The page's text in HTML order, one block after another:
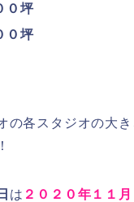
０坪
０坪
の各スタジオの大
は ２０２０年１１月